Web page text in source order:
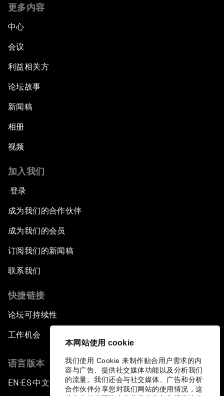
本网站使用 cookie
我们使用 Cookie 来制作贴合用户需求的内
容与广告、提供社交媒体功能以及分析我们
的流量。我们还会与社交媒体、广告和分析
合作伙伴分享您对我们网站的使用情况，这
更多内容
中心
会议
利益相关方
论坛故事
新闻稿
相册
视频
加入我们
登录
成为我们的合作伙伴
成为我们的会员
订阅我们的新闻稿
联系我们
快捷链接
论坛可持续性
工作机会
语言版本
EN ▪ ES▪中文▪ 日本語